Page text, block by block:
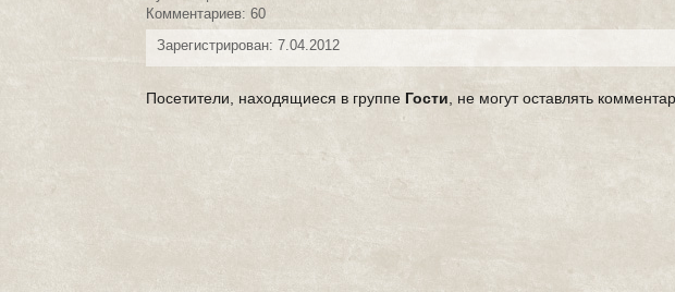
Комментариев: 60
Зарегистрирован: 7.04.2012
Посетители, находящиеся в группе Гости , не могут оставлять